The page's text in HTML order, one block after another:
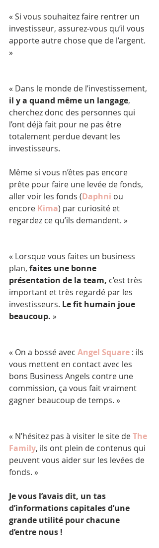
« Si vous souhaitez faire rentrer un
investisseur, assurez-vous qu’il vous
apporte autre chose que de l’argent.
»
« Dans le monde de l’investissement,
il y a quand même un langage,
cherchez donc des personnes qui
l’ont déjà fait pour ne pas être
totalement perdue devant les
investisseurs.
Même si vous n’êtes pas encore
prête pour faire une levée de fonds,
aller voir les fonds (Daphni ou
encore Kima) par curiosité et
regardez ce qu’ils demandent. »
« Lorsque vous faites un business
plan, faites une bonne
présentation de la team, c’est très
important et très regardé par les
investisseurs. Le fit humain joue
beaucoup. »
« On a bossé avec Angel Square : ils
vous mettent en contact avec les
bons Business Angels contre une
commission, ça vous fait vraiment
gagner beaucoup de temps. »
« N’hésitez pas à visiter le site de The
Family, ils ont plein de contenus qui
peuvent vous aider sur les levées de
fonds. »
Je vous l’avais dit, un tas
d’informations capitales d’une
grande utilité pour chacune
d’entre nous !